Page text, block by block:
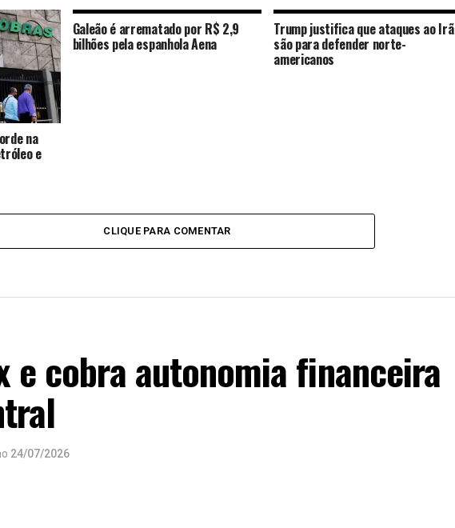
na
e
Galeão é arrematado por R$ 2,9
bilhões pela espanhola Aena
Trump justifica que ataques ao Irã
são para defender norte-
americanos
CLIQUE PARA COMENTAR
e cobra autonomia financeira
24/07/2026